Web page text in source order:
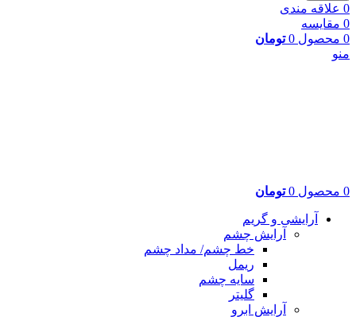
0 علاقه مندی
0 مقایسه
0 محصول 0 تومان
منو
0 محصول 0 تومان
آرایشی و گریم
آرایش چشم
خط چشم/ مداد چشم
ریمل
سایه چشم
گلیتر
آرایش ابرو